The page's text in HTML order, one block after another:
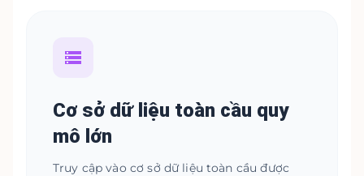
Cơ sở dữ liệu toàn cầu quy
mô lớn
Truy cập vào cơ sở dữ liệu toàn cầu được